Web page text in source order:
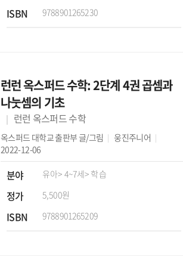
ISBN 9788901265230
런런 옥스퍼드 수학: 2단계 4권 곱셈과
나눗셈의 기초
런런 옥스퍼드 수학
옥스퍼드 대학교 출판부 글/그림
웅진주니어
2022-12-06
분야 유아> 4~7세> 학습
정가 5,500원
ISBN 9788901265209